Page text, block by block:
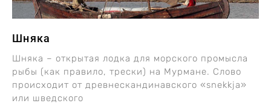
Шняка
Шняка – открытая лодка для морского промысла
рыбы (как правило, трески) на Мурмане. Слово
происходит от древнескандинавского «snekkja»
или шведского